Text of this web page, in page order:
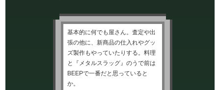
基本的に何でも屋さん。査定や出
張の他に、新商品の仕入れやグッ
ズ製作もやっていたりする。料理
と『メタルスラッグ』のうで前は
BEEPで一番だと思っていると
か。